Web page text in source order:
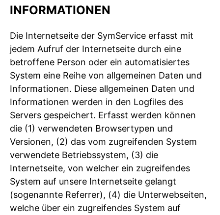
INFORMATIONEN
Die Internetseite der SymService erfasst mit
jedem Aufruf der Internetseite durch eine
betroffene Person oder ein automatisiertes
System eine Reihe von allgemeinen Daten und
Informationen. Diese allgemeinen Daten und
Informationen werden in den Logfiles des
Servers gespeichert. Erfasst werden können
die (1) verwendeten Browsertypen und
Versionen, (2) das vom zugreifenden System
verwendete Betriebssystem, (3) die
Internetseite, von welcher ein zugreifendes
System auf unsere Internetseite gelangt
(sogenannte Referrer), (4) die Unterwebseiten,
welche über ein zugreifendes System auf